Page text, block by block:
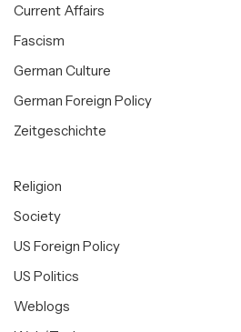
Current Affairs
Fascism
German Culture
German Foreign Policy
Zeitgeschichte
Religion
Society
US Foreign Policy
US Politics
Weblogs